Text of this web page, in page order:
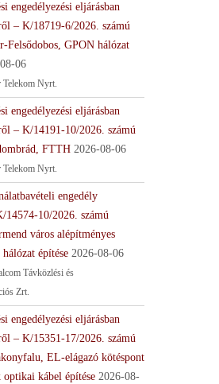
engedélyezési eljárásban
– K/18719-6/2026. számú
Felsődobos, GPON hálózat
06
Telekom Nyrt.
engedélyezési eljárásban
– K/14191-10/2026. számú
FTTH 2026-08-06
Telekom Nyrt.
engedély
14574-10/2026. számú
város alépítményes
építése 2026-08-06
Távközlési és
Zrt.
engedélyezési eljárásban
– K/15351-17/2026. számú
EL-elágazó kötéspont
optikai kábel építése 2026-08-